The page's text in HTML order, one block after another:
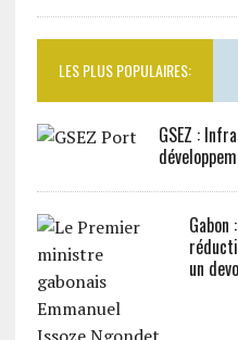
LES PLUS POPULAIRES:
GSEZ :
un